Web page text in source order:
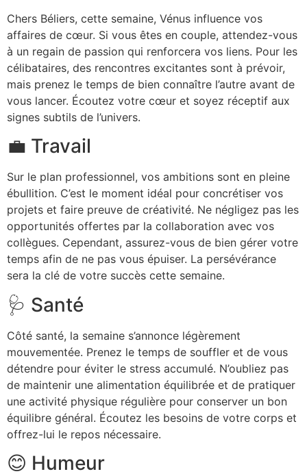
Chers Béliers, cette semaine, Vénus influence vos
affaires de cœur. Si vous êtes en couple, attendez-vous
à un regain de passion qui renforcera vos liens. Pour les
célibataires, des rencontres excitantes sont à prévoir,
mais prenez le temps de bien connaître l’autre avant de
vous lancer. Écoutez votre cœur et soyez réceptif aux
signes subtils de l’univers.
💼 Travail
Sur le plan professionnel, vos ambitions sont en pleine
ébullition. C’est le moment idéal pour concrétiser vos
projets et faire preuve de créativité. Ne négligez pas les
opportunités offertes par la collaboration avec vos
collègues. Cependant, assurez-vous de bien gérer votre
temps afin de ne pas vous épuiser. La persévérance
sera la clé de votre succès cette semaine.
🩺 Santé
Côté santé, la semaine s’annonce légèrement
mouvementée. Prenez le temps de souffler et de vous
détendre pour éviter le stress accumulé. N’oubliez pas
de maintenir une alimentation équilibrée et de pratiquer
une activité physique régulière pour conserver un bon
équilibre général. Écoutez les besoins de votre corps et
offrez-lui le repos nécessaire.
😊 Humeur